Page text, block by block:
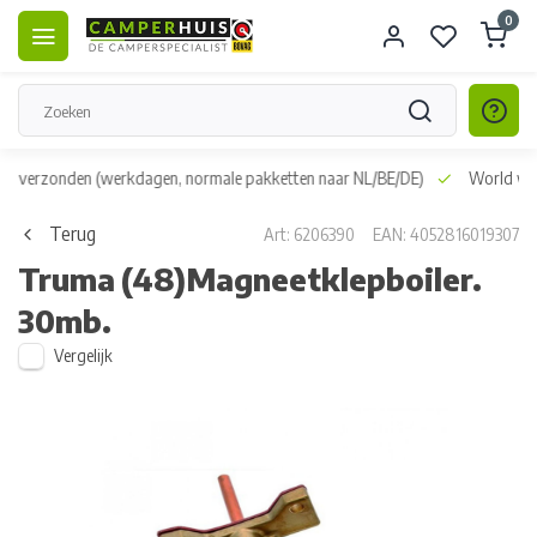
0
verzonden (werkdagen, normale pakketten naar NL/BE/DE) World
Terug Art: 6206390 EAN: 4052816019307
Truma (48)Magneetklepboiler.
30mb.
Vergelijk